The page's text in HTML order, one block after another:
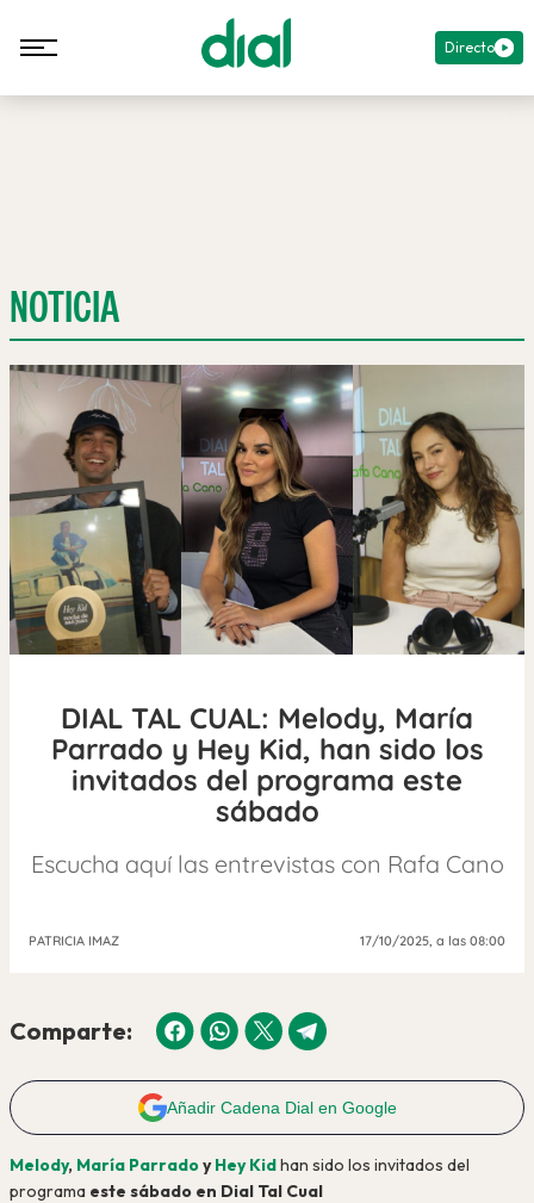
Directo
NOTICIA
DIAL TAL CUAL: Melody, María
Parrado y Hey Kid, han sido los
invitados del programa este
sábado
Escucha aquí las entrevistas con Rafa Cano
PATRICIA IMAZ 17/10/2025, a las 08:00
Comparte:
Añadir Cadena Dial en Google
Melody, María ParradoyHey Kidhan sido los invitados del
programa este sábado en Dial Tal Cual